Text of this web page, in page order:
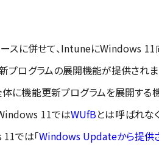
スに併せて、IntuneにWindows 11
プログラムの展開機能が提供され
体に機能更新プログラムを展開す
11ではWUfBとは呼ばれな
11では「Windows Updateから提供